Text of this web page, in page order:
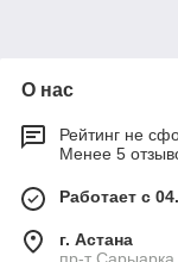
О нас
Рейтинг не
Менее 5
Работает с
г. Астана